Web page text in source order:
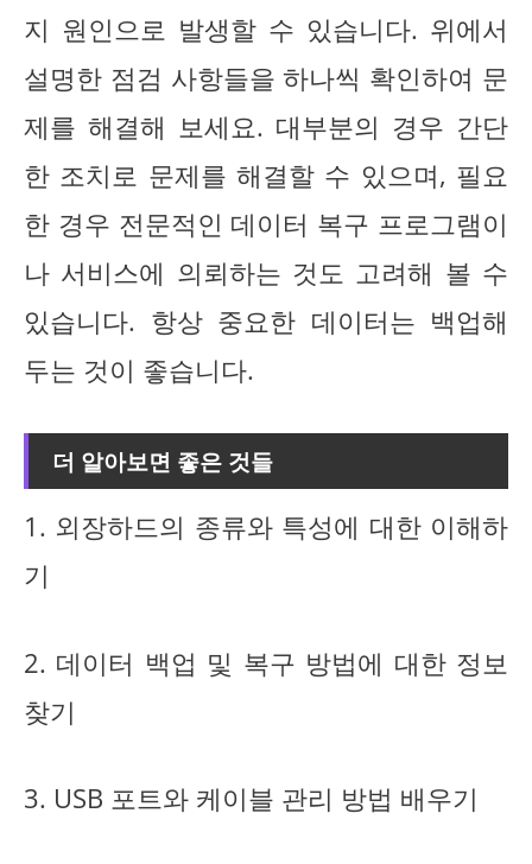
지 원인으로 발생할 수 있습니다. 위에서
설명한 점검 사항들을 하나씩 확인하여 문
제를 해결해 보세요. 대부분의 경우 간단
한 조치로 문제를 해결할 수 있으며, 필요
한 경우 전문적인 데이터 복구 프로그램이
나 서비스에 의뢰하는 것도 고려해 볼 수
있습니다. 항상 중요한 데이터는 백업해
두는 것이 좋습니다.
더 알아보면 좋은 것들
1. 외장하드의 종류와 특성에 대한 이해하
기
2. 데이터 백업 및 복구 방법에 대한 정보
찾기
3. USB 포트와 케이블 관리 방법 배우기